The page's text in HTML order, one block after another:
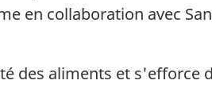
en collaboration avec
des aliments et s'efforce